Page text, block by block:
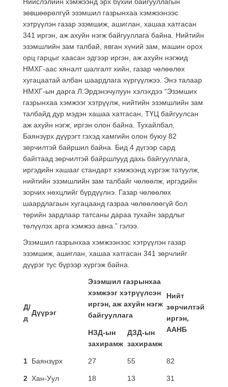
зөвшөөрөлгүй эзэмшил газрынхаа хэмжээнээс
хэтрүүлэн газар эзэмшиж, ашиглан, хашаа хатгасан
341 иргэн, аж ахуйн нэгж байгууллага байна. Нийтийн
эзэмшлийн зам талбай, явган хүний зам, машин орох
орц гарцыг хаасан эдгээр иргэн, аж ахуйн нэгжид
НМХГ-аас хяналт шалгалт хийн, газар чөлөөлөх
хугацаатай албан шаардлага хүргүүлжээ. Энэ талаар
НМХГ-ын дарга Л.Эрдэнэчулуун хэлэхдээ “Эзэмших
газрынхаа хэмжээг хэтрүүлж, нийтийн эзэмшлийн зам
талбайд дур мэдэн хашаа хатгасан, ТҮЦ байгуулсан
аж ахуйн нэгж, иргэн олон байна. Тухайлбал,
Баянзүрх дүүрэгт гэхэд хамгийн олон буюу 82
зөрчилтэй байршил байна. Бид 4 дүгээр сард
байгтаад зөрчилтэй байршлууд дахь байгууллага,
иргэдийн хашааг стандарт хэмжээнд хүргэж татуулж,
нийтийн эзэмшлийн зам талбайг чөлөөлж, иргэдийн
зорчих нөхцлийг бүрдүүлнэ. Газар чөлөөлөх
шаардлагаын хугацаанд газраа чөлөөлөөгүй бол
төрийн зардлаар татсаны дараа тухайн зардлыг
төлүүлэх арга хэмжээ авна.” гэлээ.
Эзэмшил газрынхаа хэмжээнээс хэтрүүлэн газар
эзэмшиж, ашиглан, хашаа хатгасан 341 зөрчлийг
дүүрэг тус бүрээр хүргэж байна.
Д/
д
Дүүрэг
Эзэмшил газрынхаа
хэмжээг хэтрүүлсэн
иргэн, аж ахуйн нэгж
байгууллага
Нийт
зөрчилтэй
иргэн,
ААНБ
НЗД-ын
захирамж
ДЗД-ын
захирамж
1 Баянзүрх 27 55 82
2 Хан-Уул 18 13 31